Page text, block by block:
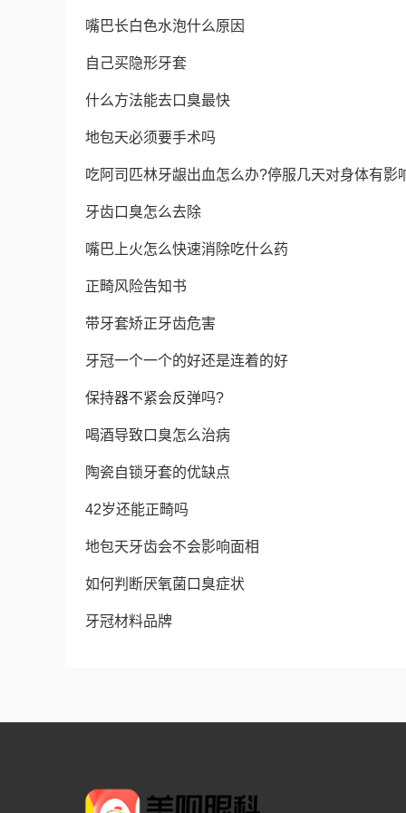
嘴巴长白色水泡什么原因
自己买隐形牙套
什么方法能去口臭最快
地包天必须要手术吗
吃阿司匹林牙龈出血怎么办?停服几天对身体有影
牙齿口臭怎么去除
嘴巴上火怎么快速消除吃什么药
正畸风险告知书
带牙套矫正牙齿危害
牙冠一个一个的好还是连着的好
保持器不紧会反弹吗?
喝酒导致口臭怎么治病
陶瓷自锁牙套的优缺点
42岁还能正畸吗
地包天牙齿会不会影响面相
如何判断厌氧菌口臭症状
牙冠材料品牌